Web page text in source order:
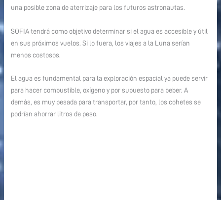
una posible zona de aterrizaje para los futuros astronautas.
SOFIA tendrá como objetivo determinar si el agua es accesible y útil
en sus próximos vuelos. Si lo fuera, los viajes a la Luna serían
menos costosos.
El agua es fundamental para la exploración espacial ya puede servir
para hacer combustible, oxígeno y por supuesto para beber. A
demás, es muy pesada para transportar, por tanto, los cohetes se
podrían ahorrar litros de peso.